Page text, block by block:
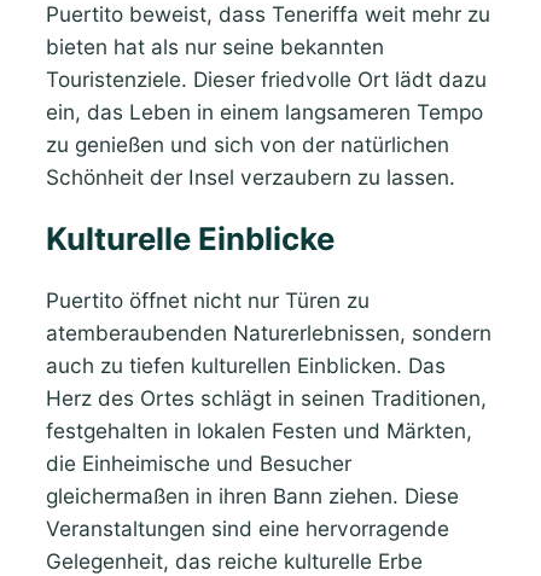
Puertito beweist, dass Teneriffa weit mehr zu
bieten hat als nur seine bekannten
Touristenziele. Dieser friedvolle Ort lädt dazu
ein, das Leben in einem langsameren Tempo
zu genießen und sich von der natürlichen
Schönheit der Insel verzaubern zu lassen.
Kulturelle Einblicke
Puertito öffnet nicht nur Türen zu
atemberaubenden Naturerlebnissen, sondern
auch zu tiefen kulturellen Einblicken. Das
Herz des Ortes schlägt in seinen Traditionen,
festgehalten in lokalen Festen und Märkten,
die Einheimische und Besucher
gleichermaßen in ihren Bann ziehen. Diese
Veranstaltungen sind eine hervorragende
Gelegenheit, das reiche kulturelle Erbe